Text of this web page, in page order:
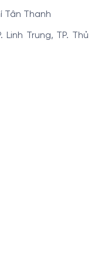
Tân Thanh
Trung, TP. Thủ